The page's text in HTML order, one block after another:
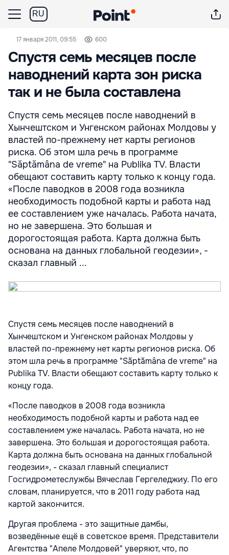
RU
17 января 2011, 09:55 600
Спустя семь месяцев после
наводнений карта зон риска
так и не была составлена
Спустя семь месяцев после наводнений в
Хынчештском и Унгенском районах Молдовы у
властей по-прежнему нет карты регионов
риска. Об этом шла речь в программе
"Săptămâna de vreme" на Publika TV. Власти
обещают составить карту только к концу года.
«После паводков в 2008 года возникла
необходимость подобной карты и работа над
ее составлением уже началась. Работа начата,
но не завершена. Это большая и
дорогостоящая работа. Карта должна быть
основана на данных глобальной геодезии», -
сказал главный ...
Спустя семь месяцев после наводнений в
Хынчештском и Унгенском районах Молдовы у
властей по-прежнему нет карты регионов риска. Об
этом шла речь в программе "Săptămâna de vreme" на
Publika TV. Власти обещают составить карту только к
концу года.
«После паводков в 2008 года возникла
необходимость подобной карты и работа над ее
составлением уже началась. Работа начата, но не
завершена. Это большая и дорогостоящая работа.
Карта должна быть основана на данных глобальной
геодезии», - сказал главный специалист
Госгидрометеслужбы Вячеслав Гергеледжиу. По его
словам, планируется, что в 2011 году работа над
картой закончится.
Другая проблема - это защитные дамбы,
возведённые ещё в советское время. Представители
Агентства "Апеле Молдовей" уверяют, что, по